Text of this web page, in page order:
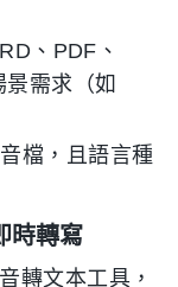
、PDF、
需求（如
檔，且語言種
時轉寫
轉文本工具，